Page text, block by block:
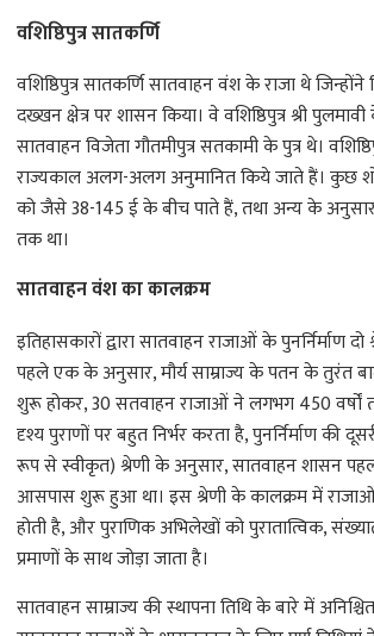
वशिष्ठिपुत्र सातकर्णि
वशिष्ठिपुत्र सातकर्णि सातवाहन वंश के राजा थे जिन्होंने
दख्खन क्षेत्र पर शासन किया। वे वशिष्ठिपुत्र श्री
सातवाहन विजेता गौतमीपुत्र सतकामी के पुत्र थे।
राज्यकाल अलग-अलग अनुमानित किये जाते हैं। कुछ
को जैसे 38-145 ई के बीच पाते हैं, तथा अन्य के
तक था।
सातवाहन वंश का कालक्रम
इतिहासकारों द्वारा सातवाहन राजाओं के पुनर्निर्माण
पहले एक के अनुसार, मौर्य साम्राज्य के पतन के तुरंत
शुरू होकर, 30 सतवाहन राजाओं ने लगभग 450 वर्षों
दृश्य पुराणों पर बहुत निर्भर करता है, पुनर्निर्माण की
रूप से स्वीकृत) श्रेणी के अनुसार, सातवाहन शासन
आसपास शुरू हुआ था। इस श्रेणी के कालक्रम में
होती है, और पुराणिक अभिलेखों को पुरातात्विक,
प्रमाणों के साथ जोड़ा जाता है।
सातवाहन साम्राज्य की स्थापना तिथि के बारे में